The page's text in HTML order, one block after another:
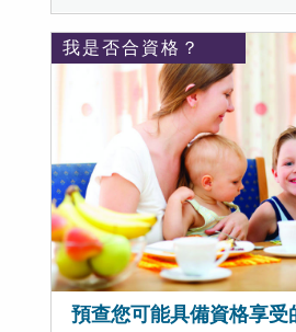
我是否合資格？
預查您可能具備資格享受